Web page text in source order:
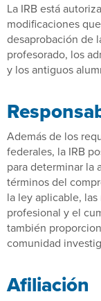
La IRB está
modificaciones
desaprobación de
profesorado, los
y los antiguos
Además de los
federales, la IRB
para determinar la
términos del
la ley aplicable,
profesional y el
también
comunidad
Afiliación